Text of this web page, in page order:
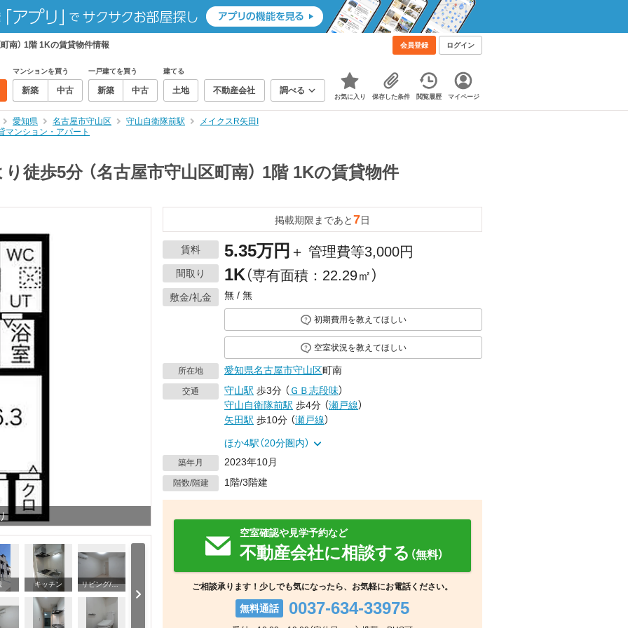
南） 1階 1Kの賃貸物件情報 会員登録 ログイン
マンションを買う
新築 中古
一戸建てを買う
新築 中古
建てる
土地 不動産会社 調べる
お気に入り 保存した条件 閲覧履歴 マイページ
愛知県 名古屋市守山区 守山自衛隊前駅
メイクスR矢田I
マンション・アパート
徒歩5分 （名古屋市守山区町南） 1階 1Kの賃貸物件
キッチン リビング/ダイニング
掲載期限まであと7日
賃料 5.35万円 ＋ 管理費等3,000円
間取り 1K（専有面積：22.29㎡）
敷金/礼金 無 / 無
初期費用を教えてほしい
空室状況を教えてほしい
所在地 愛知県名古屋市守山区町南
交通 守山駅 歩3分 （ ＧＢ志段味）
守山自衛隊前駅 歩4分 （瀬戸線）
矢田駅 歩10分 （瀬戸線）
ほか4駅（20分圏内）
築年月 2023年10月
階数/階建 1階/3階建
空室確認や見学予約など
不動産会社に相談する （無料）
ご相談承ります！少しでも気になったら、お気軽にお電話ください。
無料通話 0037-634-33975